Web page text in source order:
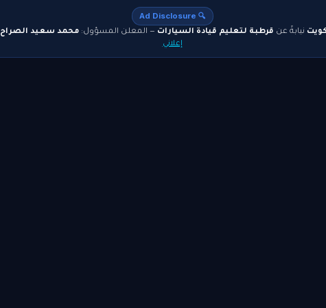
🔍 Ad Disclosure
نيابةً عن قرطبة لتعليم قيادة السيارات — المعلن المسؤول:محمد سعيد الصراح
إعلاني